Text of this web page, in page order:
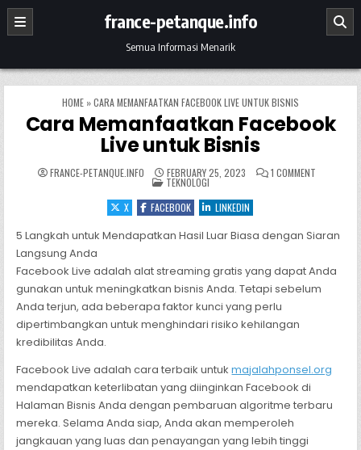
Skip to content
france-petanque.info
Semua Informasi Menarik
HOME »CARA MEMANFAATKAN FACEBOOK LIVE UNTUK BISNIS
Cara Memanfaatkan Facebook
Live untuk Bisnis
FRANCE-PETANQUE.INFO FEBRUARY 25, 2023 1 COMMENTON CARA
POSTED IN
TEKNOLOGI
X
FACEBOOK LINKEDIN
5 Langkah untuk Mendapatkan Hasil Luar Biasa dengan Siaran
Langsung Anda
Facebook Live adalah alat streaming gratis yang dapat Anda
gunakan untuk meningkatkan bisnis Anda. Tetapi sebelum
Anda terjun, ada beberapa faktor kunci yang perlu
dipertimbangkan untuk menghindari risiko kehilangan
kredibilitas Anda.
Facebook Live adalah cara terbaik untukmajalahponsel.org
mendapatkan keterlibatan yang diinginkan Facebook di
Halaman Bisnis Anda dengan pembaruan algoritme terbaru
mereka. Selama Anda siap, Anda akan memperoleh
jangkauan yang luas dan penayangan yang lebih tinggi